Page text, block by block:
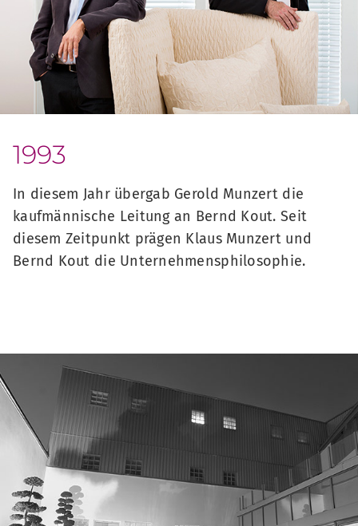
1993
In diesem Jahr übergab Gerold Munzert die
kaufmännische Leitung an Bernd Kout. Seit
diesem Zeitpunkt prägen Klaus Munzert und
Bernd Kout die Unternehmensphilosophie.